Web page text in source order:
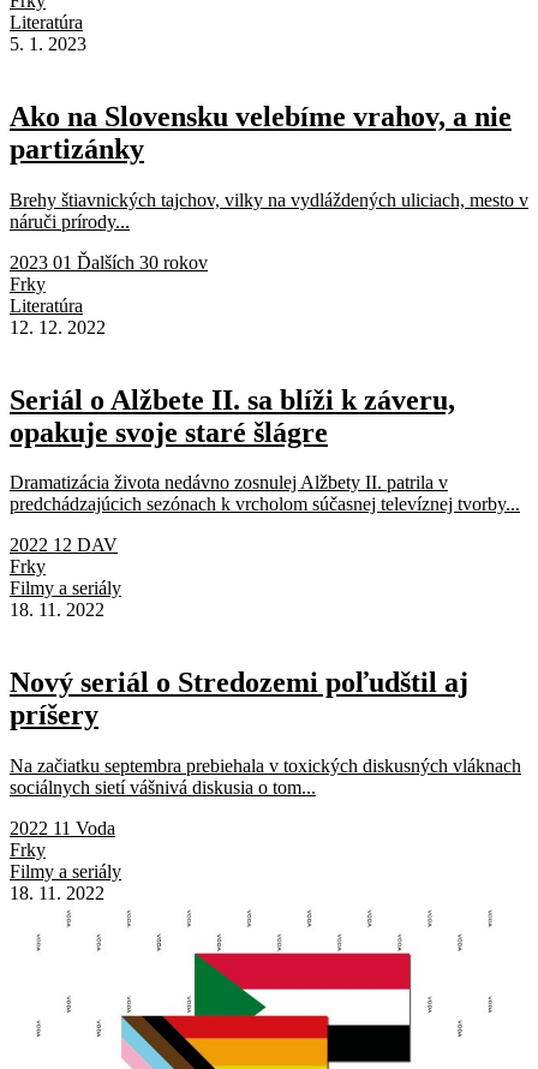
Literatúra
5. 1. 2023
Ako na Slovensku velebíme vrahov, a nie
partizánky
Brehy štiavnických tajchov, vilky na vydláždených uliciach, mesto v
náruči prírody...
2023 01 Ďalších 30 rokov
Frky
Literatúra
12. 12. 2022
Seriál o Alžbete II. sa blíži k záveru,
opakuje svoje staré šlágre
Dramatizácia života nedávno zosnulej Alžbety II. patrila v
predchádzajúcich sezónach k vrcholom súčasnej televíznej tvorby...
2022 12 DAV
Frky
Filmy a seriály
18. 11. 2022
Nový seriál o Stredozemi poľudštil aj
príšery
Na začiatku septembra prebiehala v toxických diskusných vláknach
sociálnych sietí vášnivá diskusia o tom...
2022 11 Voda
Frky
Filmy a seriály
18. 11. 2022